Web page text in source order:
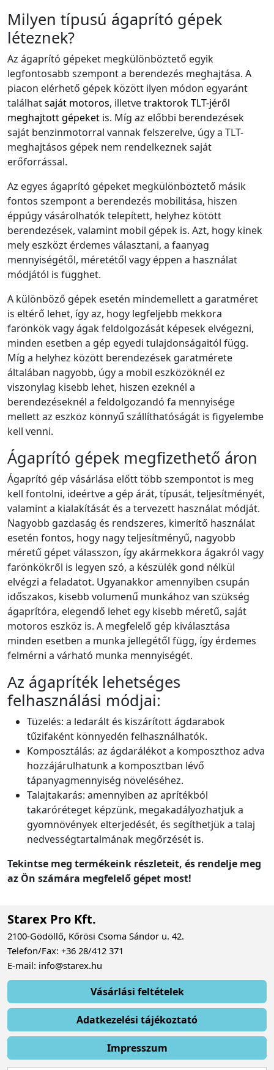
Milyen típusú ágaprító gépek
léteznek?
Az ágaprító gépeket megkülönböztető egyik
legfontosabb szempont a berendezés meghajtása. A
piacon elérhető gépek között ilyen módon egyaránt
találhatsaját motoros, illetvetraktorok TLT-jéről
meghajtott gépeket is. Míg az előbbi berendezések
saját benzinmotorral vannak felszerelve, úgy a TLT-
meghajtásos gépek nem rendelkeznek saját
erőforrással.
Az egyes ágaprító gépeket megkülönböztető másik
fontos szempont a berendezés mobilitása, hiszen
éppúgy vásárolhatók telepített, helyhez kötött
berendezések, valamint mobil gépek is. Azt, hogy kinek
mely eszközt érdemes választani, a faanyag
mennyiségétől, méretétől vagy éppen a használat
módjától is függhet.
A különböző gépek esetén mindemellett a garatméret
is eltérő lehet, így az, hogy legfeljebb mekkora
farönkök vagy ágak feldolgozását képesek elvégezni,
minden esetben a gép egyedi tulajdonságaitól függ.
Míg a helyhez között berendezések garatmérete
általában nagyobb, úgy a mobil eszközöknél ez
viszonylag kisebb lehet, hiszen ezeknél a
berendezéseknél a feldolgozandó fa mennyisége
mellett az eszköz könnyű szállíthatóságát is figyelembe
kell venni.
Ágaprító gépek megfizethető áron
Ágaprító gép vásárlása előtt több szempontot is meg
kell fontolni, ideértve a gép árát, típusát, teljesítményét,
valamint a kialakítását és a tervezett használat módját.
Nagyobb gazdaság és rendszeres, kimerítő használat
esetén fontos, hogy nagy teljesítményű, nagyobb
méretű gépet válasszon, így akármekkora ágakról vagy
farönkökről is legyen szó, a készülék gond nélkül
elvégzi a feladatot. Ugyanakkor amennyiben csupán
időszakos, kisebb volumenű munkához van szükség
ágaprítóra, elegendő lehet egy kisebb méretű, saját
motoros eszköz is. A megfelelő gép kiválasztása
minden esetben a munka jellegétől függ, így érdemes
felmérni a várható munka mennyiségét.
Az ágapríték lehetséges
felhasználási módjai:
Tüzelés: a ledarált és kiszárított ágdarabok
tűzifaként könnyedén felhasználhatók.
Komposztálás: az ágdarálékot a komposzthoz adva
hozzájárulhatunk a komposztban lévő
tápanyagmennyiség növeléséhez.
Talajtakarás: amennyiben az aprítékból
takaróréteget képzünk, megakadályozhatjuk a
gyomnövények elterjedését, és segíthetjük a talaj
nedvességtartalmának megőrzését is.
Tekintse meg termékeink részleteit, és rendelje meg
az Ön számára megfelelő gépet most!
Starex Pro Kft.
2100-Gödöllő, Kőrösi Csoma Sándor u. 42.
Telefon/Fax: +36 28/412 371
E-mail: info@starex.hu
Vásárlási feltételek
Adatkezelési tájékoztató
Impresszum